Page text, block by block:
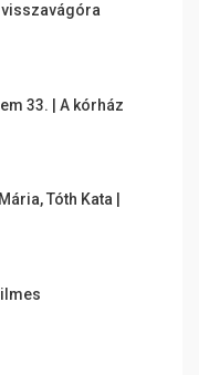
visszavágóra
33. | A kórház
Tóth Kata |